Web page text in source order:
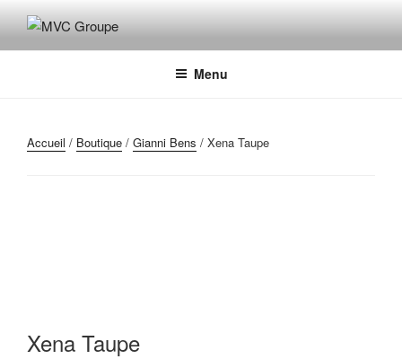
contenuMVC GROUPE
Maroquinerie – Valises – Chaussures
Menu
Accueil / Boutique / Gianni Bens / Xena Taupe
Xena Taupe